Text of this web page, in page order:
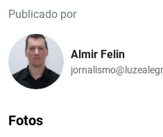
Publicado por
Almir Felin
Fotos